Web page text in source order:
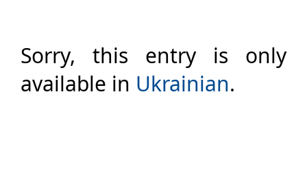
Sorry, this entry is only
available in Ukrainian.